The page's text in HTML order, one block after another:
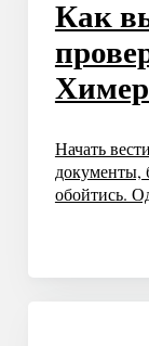
Как
Начать
документы,
обойтись.